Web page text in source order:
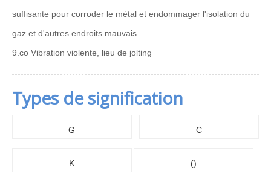
suffisante pour corroder le métal et endommager l'isolation du
gaz et d'autres endroits mauvais
9.co Vibration violente, lieu de jolting
Types de signification
G C
K ()